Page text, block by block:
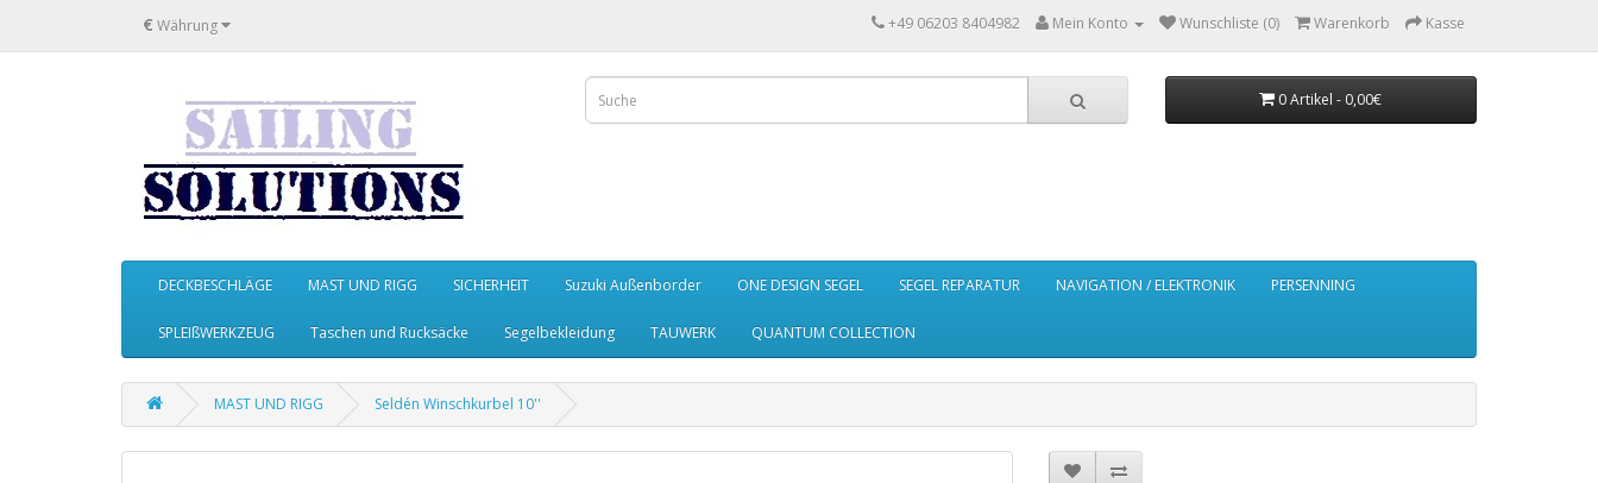
€ Währung +49 06203 8404982 Mein Konto Wunschliste (0) Warenkorb Kasse
0 Artikel - 0,00€
DECKBESCHLÄGE MAST UND RIGG SICHERHEIT Suzuki Außenborder ONE DESIGN SEGEL SEGEL REPARATUR NAVIGATION / ELEKTRONIK PERSENNING
SPLEIßWERKZEUG Taschen und Rucksäcke Segelbekleidung TAUWERK QUANTUM COLLECTION
MAST UND RIGG Seldén Winschkurbel 10''